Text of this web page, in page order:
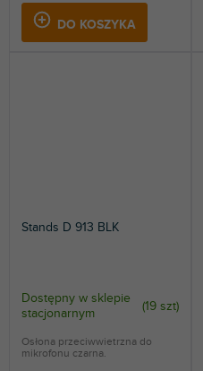
DO KOSZYKA
Stands D 913 BLK
Dostępny w sklepie
stacjonarnym
(19 szt)
Osłona przeciwwietrzna do
mikrofonu czarna.